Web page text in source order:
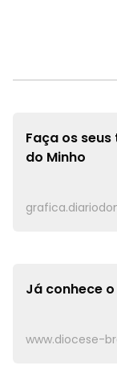
Faça os
do Minho
Já conhece
www.diocese-